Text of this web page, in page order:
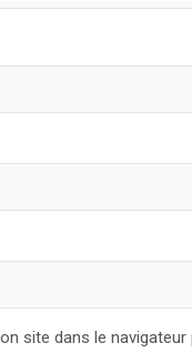
site dans le